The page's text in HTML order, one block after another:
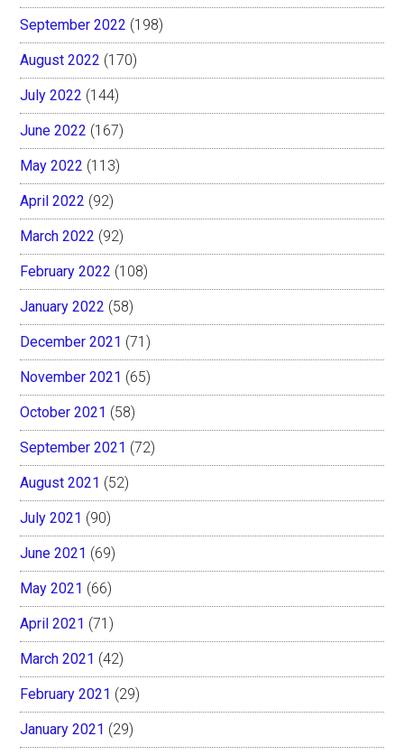
September 2022 (198)
August 2022 (170)
July 2022 (144)
June 2022 (167)
May 2022 (113)
April 2022 (92)
March 2022 (92)
February 2022 (108)
January 2022 (58)
December 2021 (71)
November 2021 (65)
October 2021 (58)
September 2021 (72)
August 2021 (52)
July 2021 (90)
June 2021 (69)
May 2021 (66)
April 2021 (71)
March 2021 (42)
February 2021 (29)
January 2021 (29)